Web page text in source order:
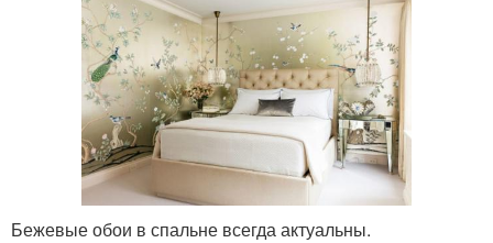
Бежевые обои в спальне всегда актуальны.